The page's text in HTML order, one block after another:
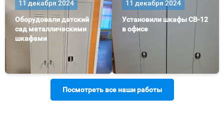
11 декабря 2024
Оборудовали детский
сад металлическими
шкафами
11 декабря 2024
Установили шкафы СВ-12
в офисе
Посмотреть все наши работы